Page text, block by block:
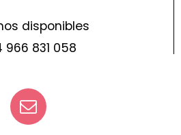
disponibles
966 831 058